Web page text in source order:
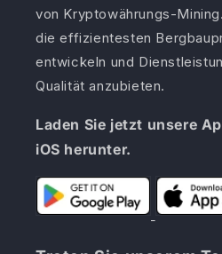
von Kryptowährungs-
die effizientesten
entwickeln und
Qualität anzubieten.
Laden Sie jetzt unsere
iOS herunter.